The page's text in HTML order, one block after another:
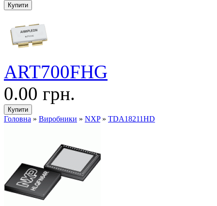
ART700FHG
0.00 грн.
Головна » Виробники » NXP» TDA18211HD